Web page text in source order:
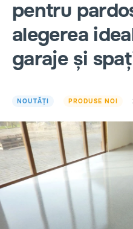
pentru
alegerea
garaje și
NOUTĂȚI PRODUSE NOI